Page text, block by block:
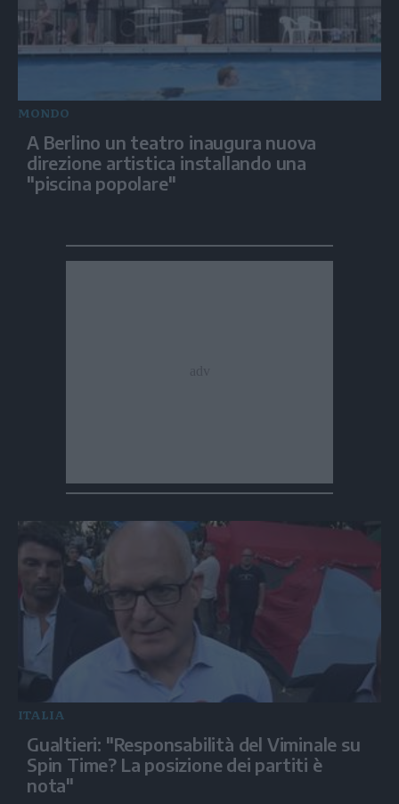
MONDO
A Berlino un teatro inaugura nuova
direzione artistica installando una
"piscina popolare"
ITALIA
Gualtieri: "Responsabilità del Viminale su
Spin Time? La posizione dei partiti è
nota"